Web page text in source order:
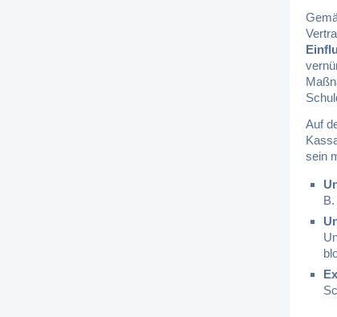
Auf
sein